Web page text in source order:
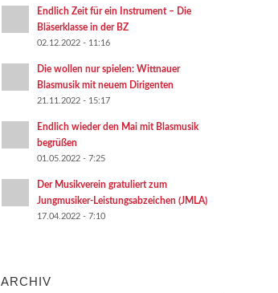
Endlich Zeit für ein Instrument – Die
Bläserklasse in der BZ
02.12.2022 - 11:16
Die wollen nur spielen: Wittnauer
Blasmusik mit neuem Dirigenten
21.11.2022 - 15:17
Endlich wieder den Mai mit Blasmusik
begrüßen
01.05.2022 - 7:25
Der Musikverein gratuliert zum
Jungmusiker-Leistungsabzeichen (JMLA)
17.04.2022 - 7:10
ARCHIV